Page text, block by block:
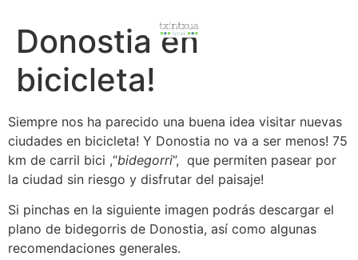
Donostia en
bicicleta!
Siempre nos ha parecido una buena idea visitar nuevas
ciudades en bicicleta! Y Donostia no va a ser menos! 75
km de carril bici ,“bidegorri”, que permiten pasear por
la ciudad sin riesgo y disfrutar del paisaje!
Si pinchas en la siguiente imagen podrás descargar el
plano de bidegorris de Donostia, así como algunas
recomendaciones generales.